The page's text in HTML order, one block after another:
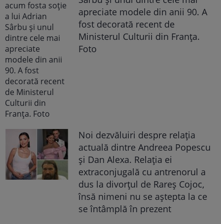
apreciate modele din anii 90. A
fost decorată recent de
Ministerul Culturii din Franța.
Foto
Noi dezvăluiri despre relația
actuală dintre Andreea Popescu
și Dan Alexa. Relația ei
extraconjugală cu antrenorul a
dus la divorțul de Rareș Cojoc,
însă nimeni nu se aștepta la ce
se întâmplă în prezent